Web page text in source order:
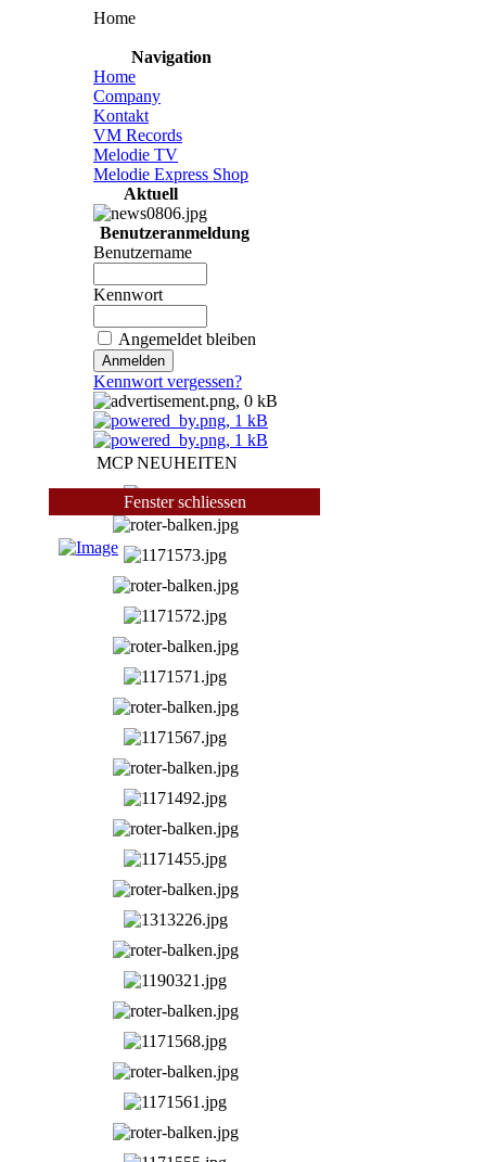
Home
Navigation
Home
Company
Kontakt
VM Records
Melodie TV
Melodie Express Shop
Aktuell
Benutzeranmeldung
Benutzername
Kennwort
Angemeldet bleiben
Kennwort vergessen?
MCP NEUHEITEN
Fenster schliessen